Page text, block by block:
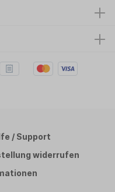
/ Support
widerrufen